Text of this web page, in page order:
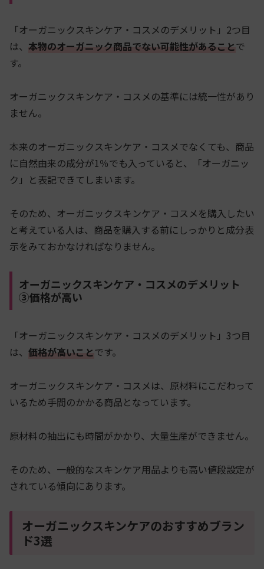
「オーガニックスキンケア・コスメのデメリット」2つ目
は、 本物のオーガニック商品でない可能性があることで
す。
オーガニックスキンケア・コスメの基準には統一性があり
ません。
本来のオーガニックスキンケア・コスメでなくても、商品
に自然由来の成分が1％でも入っていると、「オーガニッ
ク」と表記できてしまいます。
そのため、オーガニックスキンケア・コスメを購入したい
と考えている人は、商品を購入する前にしっかりと成分表
示をみておかなければなりません。
オーガニックスキンケア・コスメのデメリット
③価格が高い
「オーガニックスキンケア・コスメのデメリット」3つ目
は、 価格が高いことです。
オーガニックスキンケア・コスメは、原材料にこだわって
いるため手間のかかる商品となっています。
原材料の抽出にも時間がかかり、大量生産ができません。
そのため、一般的なスキンケア用品よりも高い値段設定が
されている傾向にあります。
オーガニックスキンケアのおすすめブラン
ド3選